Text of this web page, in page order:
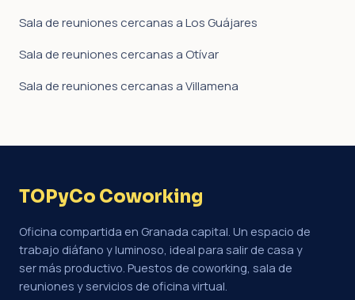
Sala de reuniones cercanas a Los Guájares
Sala de reuniones cercanas a Otívar
Sala de reuniones cercanas a Villamena
TOPyCo Coworking
Oficina compartida en Granada capital. Un espacio de
trabajo diáfano y luminoso, ideal para salir de casa y
ser más productivo. Puestos de coworking, sala de
reuniones y servicios de oficina virtual.